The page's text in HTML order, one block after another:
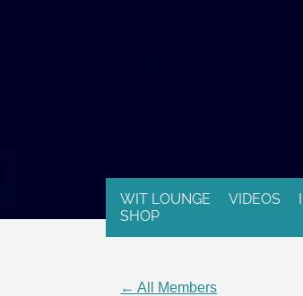
WIT LOUNGE VIDEOS
SHOP
← All Members